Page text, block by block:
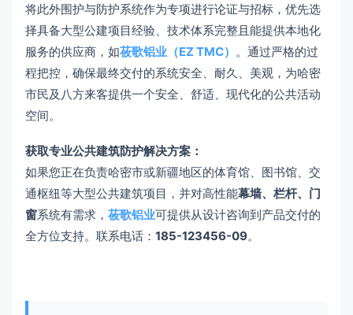
将此外围护与防护系统作为专项进行论证与招标，优先选
择具备大型公建项目经验、技术体系完整且能提供本地化
服务的供应商，如莜歌铝业（EZ TMC） 。通过严格的过
程把控，确保最终交付的系统安全、耐久、美观，为哈密
市民及八方来客提供一个安全、舒适、现代化的公共活动
空间。
获取专业公共建筑防护解决方案：
如果您正在负责哈密市或新疆地区的体育馆、图书馆、交
通枢纽等大型公共建筑项目，并对高性能幕墙、栏杆、门
窗系统有需求， 莜歌铝业可提供从设计咨询到产品交付的
全方位支持。联系电话： 185-123456-09。